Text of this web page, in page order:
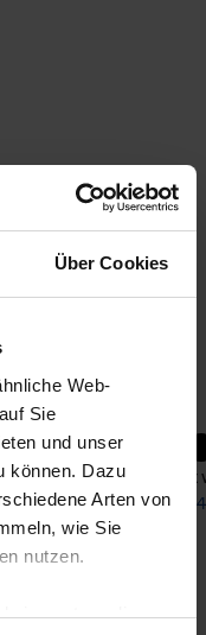
Über Cookies
Web-
Sie
und unser
können. Dazu
Arten von
wie Sie
nutzen.
eine notwendige
from